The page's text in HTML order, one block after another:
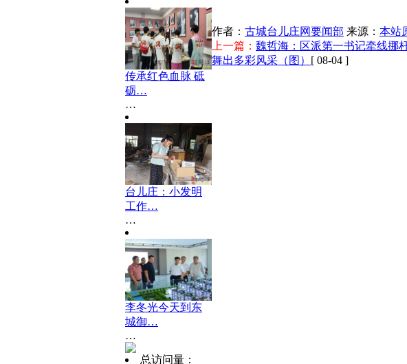
传承红色血脉 砥
砺…
…
台儿庄：小发明
工作…
…
李冬光今天到东
城御…
…
总访问量：
作者： 古城台儿庄网要闻部 来源： 本站
上一篇： 魏哲海：区派第一书记牵线挪
舞出多彩风采（图） [ 08-04 ]